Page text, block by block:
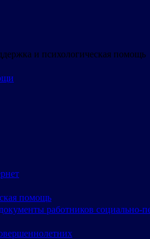
и психологическая помощь
помощь
работников социально-